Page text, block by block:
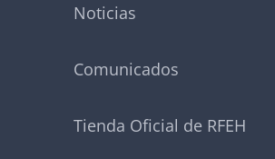
Noticias
Comunicados
Tienda Oficial de RFEH